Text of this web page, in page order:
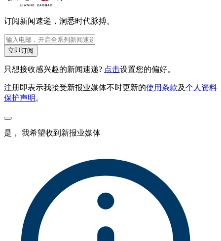
订阅新闻速递，洞悉时代脉搏。
立即订阅
只想接收感兴趣的新闻速递? 点击设置您的偏好。
注册即表示我接受新报业媒体不时更新的使用条款及个人资料
保护声明。
是， 我希望收到新报业媒体